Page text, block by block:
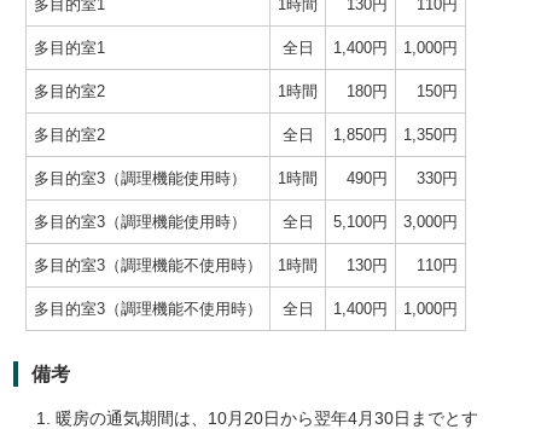
多目的室1 1時間 130円 110円
多目的室1 全日 1,400円 1,000円
多目的室2 1時間 180円 150円
多目的室2 全日 1,850円 1,350円
多目的室3（調理機能使用時） 1時間 490円 330円
多目的室3（調理機能使用時） 全日 5,100円 3,000円
多目的室3（調理機能不使用時） 1時間 130円 110円
多目的室3（調理機能不使用時） 全日 1,400円 1,000円
備考
暖房の通気期間は、10月20日から翌年4月30日までとす